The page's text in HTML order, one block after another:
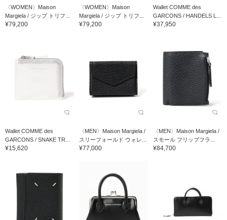
〈WOMEN〉Maison
Margiela / ジップ トリフ...
¥79,200
〈WOMEN〉Maison
Margiela / ジップ トリフ...
¥79,200
Wallet COMME des
GARCONS / HANDELS L...
¥37,950
Wallet COMME des
GARCONS / SNAKE TR...
¥15,620
〈MEN〉Maison Margiela /
スリーフォールド ウォレ...
¥77,000
〈MEN〉Maison Margiela /
スモール フリップフラ...
¥84,700